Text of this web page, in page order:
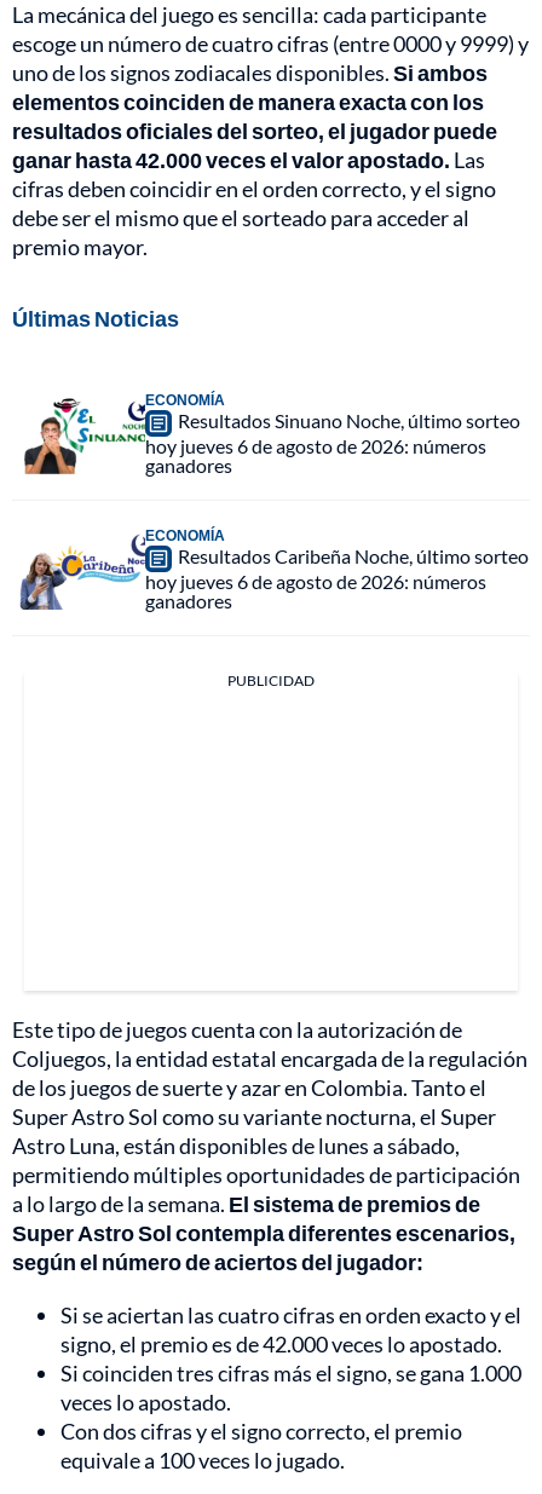
La mecánica del juego es sencilla: cada participante
escoge un número de cuatro cifras (entre 0000 y 9999) y
uno de los signos zodiacales disponibles.Si ambos
elementos coinciden de manera exacta con los
resultados oficiales del sorteo, el jugador puede
ganar hasta 42.000 veces el valor apostado. Las
cifras deben coincidir en el orden correcto, y el signo
debe ser el mismo que el sorteado para acceder al
premio mayor.
Últimas Noticias
ECONOMÍA
Resultados Sinuano Noche, último sorteo
hoy jueves 6 de agosto de 2026: números
ganadores
ECONOMÍA
Resultados Caribeña Noche, último sorteo
hoy jueves 6 de agosto de 2026: números
ganadores
PUBLICIDAD
Este tipo de juegos cuenta con la autorización de
Coljuegos, la entidad estatal encargada de la regulación
de los juegos de suerte y azar en Colombia. Tanto el
Super Astro Sol como su variante nocturna, el Super
Astro Luna, están disponibles de lunes a sábado,
permitiendo múltiples oportunidades de participación
a lo largo de la semana. El sistema de premios de
Super Astro Sol contempla diferentes escenarios,
según el número de aciertos del jugador:
Si se aciertan las cuatro cifras en orden exacto y el
signo, el premio es de 42.000 veces lo apostado.
Si coinciden tres cifras más el signo, se gana 1.000
veces lo apostado.
Con dos cifras y el signo correcto, el premio
equivale a 100 veces lo jugado.